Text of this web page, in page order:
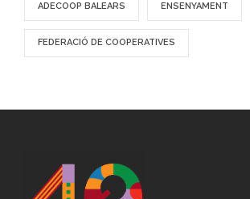
ADECOOP BALEARS ENSENYAMENT
FEDERACIÓ DE COOPERATIVES